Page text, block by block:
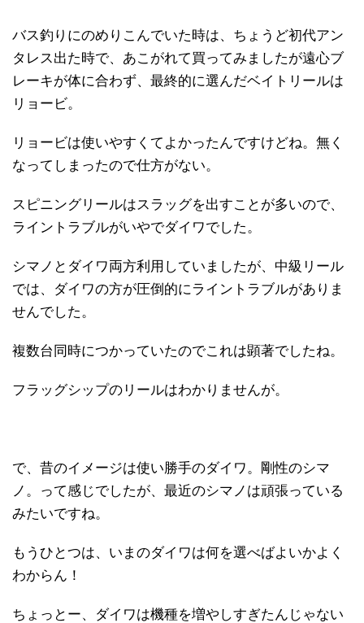
バス釣りにのめりこんでいた時は、ちょうど初代アン
タレス出た時で、あこがれて買ってみましたが遠心ブ
レーキが体に合わず、最終的に選んだベイトリールは
リョービ。
リョービは使いやすくてよかったんですけどね。無く
なってしまったので仕方がない。
スピニングリールはスラッグを出すことが多いので、
ライントラブルがいやでダイワでした。
シマノとダイワ両方利用していましたが、中級リール
では、ダイワの方が圧倒的にライントラブルがありま
せんでした。
複数台同時につかっていたのでこれは顕著でしたね。
フラッグシップのリールはわかりませんが。
で、昔のイメージは使い勝手のダイワ。剛性のシマ
ノ。って感じでしたが、最近のシマノは頑張っている
みたいですね。
もうひとつは、いまのダイワは何を選べばよいかよく
わからん！
ちょっとー、ダイワは機種を増やしすぎたんじゃない